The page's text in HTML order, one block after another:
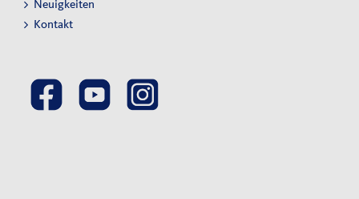
Neuigkeiten
Kontakt